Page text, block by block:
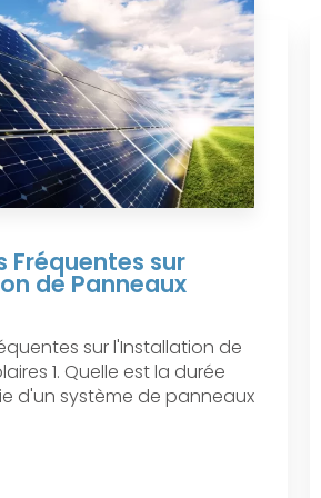
Fréquentes sur
de Panneaux
sur l'Installation de
1. Quelle est la durée
d'un système de panneaux